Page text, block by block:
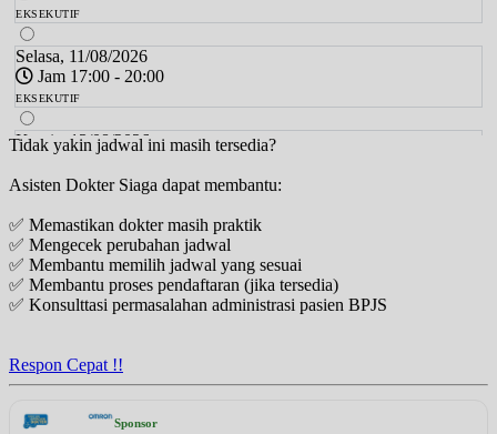
EKSEKUTIF
Selasa, 11/08/2026
Jam 17:00 - 20:00
EKSEKUTIF
Kamis, 13/08/2026
Jam 17:00 - 20:00
EKSEKUTIF
Jumat, 14/08/2026
Jam 19:30 - 20:30
EKSEKUTIF
Sabtu, 15/08/2026
Jam 09:00 - 12:00
Tidak yakin jadwal ini masih tersedia?
Asisten Dokter Siaga dapat membantu:
✅ Memastikan dokter masih praktik
✅ Mengecek perubahan jadwal
✅ Membantu memilih jadwal yang sesuai
✅ Membantu proses pendaftaran (jika tersedia)
✅ Konsulttasi permasalahan administrasi pasien BPJS
Respon Cepat !!
Sponsor